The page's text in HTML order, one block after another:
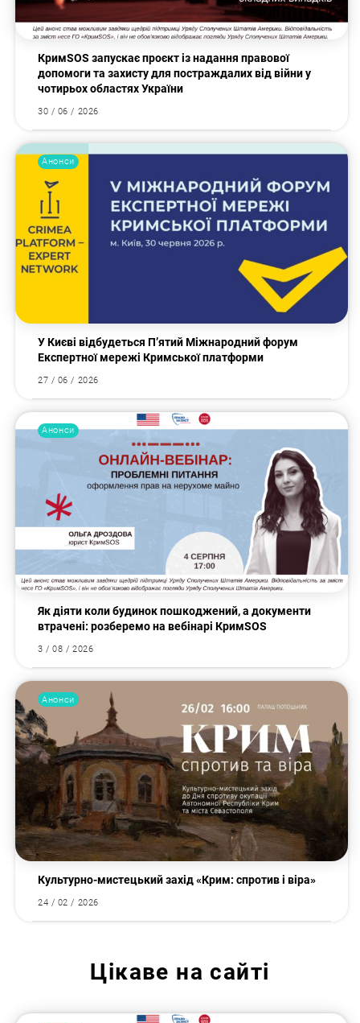
КримSOS запускає проєкт із надання правової
допомоги та захисту для постраждалих від війни у
чотирьох областях України
30 / 06 / 2026
Анонси
У Києві відбудеться П’ятий Міжнародний форум
Експертної мережі Кримської платформи
27 / 06 / 2026
Анонси
Як діяти коли будинок пошкоджений, а документи
втрачені: розберемо на вебінарі КримSOS
3 / 08 / 2026
Анонси
Культурно-мистецький захід «Крим: спротив і віра»
24 / 02 / 2026
Цікаве на сайті